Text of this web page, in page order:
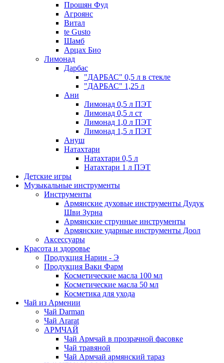
Прошян Фуд
Агроянс
Витал
te Gusto
Шамб
Арцах Био
Лимонад
Дарбас
"ДАРБАС" 0,5 л в стекле
"ДАРБАС" 1,25 л
Ани
Лимонад 0,5 л ПЭТ
Лимонад 0,5 л ст
Лимонад 1,0 л ПЭТ
Лимонад 1,5 л ПЭТ
Ануш
Натахтари
Натахтари 0,5 л
Натахтари 1 л ПЭТ
Детские игры
Музыкальные инструменты
Инструменты
Армянские духовые инструменты Дудук
Шви Зурна
Армянские струнные инструменты
Армянские ударные инструменты Доол
Аксессуары
Красота и здоровье
Продукция Нарин - Э
Продукция Ваки Фарм
Косметические масла 100 мл
Косметические масла 50 мл
Косметика для ухода
Чай из Армении
Чай Darman
Чай Ararat
АРМЧАЙ
Чай Армчай в прозрачной фасовке
Чай травяной
Чай Армчай армянский тараз